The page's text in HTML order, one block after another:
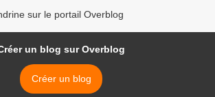
sur le portail Overblog
un blog sur Overblog
Créer un blog